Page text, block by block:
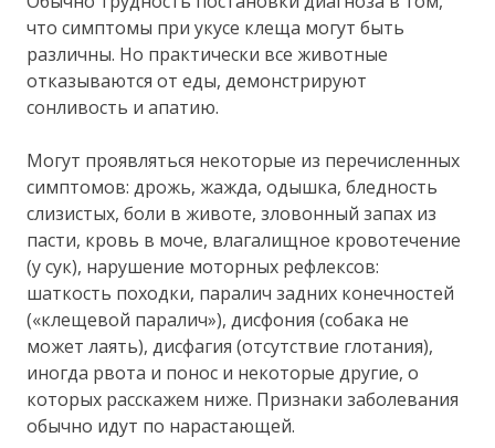
что симптомы при укусе клеща могут быть
различны. Но практически все животные
отказываются от еды, демонстрируют
сонливость и апатию.
Могут проявляться некоторые из перечисленных
симптомов: дрожь, жажда, одышка, бледность
слизистых, боли в животе, зловонный запах из
пасти, кровь в моче, влагалищное кровотечение
(у сук), нарушение моторных рефлексов:
шаткость походки, паралич задних конечностей
(«клещевой паралич»), дисфония (собака не
может лаять), дисфагия (отсутствие глотания),
иногда рвота и понос и некоторые другие, о
которых расскажем ниже. Признаки заболевания
обычно идут по нарастающей.